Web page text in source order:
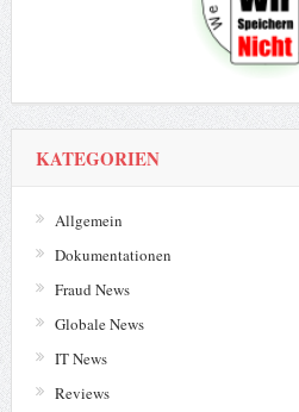
KATEGORIEN
Allgemein
Dokumentationen
Fraud News
Globale News
IT News
Reviews